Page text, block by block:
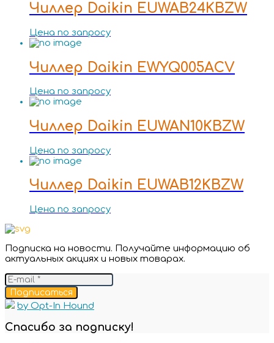
Чиллер Daikin EUWAB24KBZW
Цена по запросу
Чиллер Daikin EWYQ005ACV
Цена по запросу
Чиллер Daikin EUWAN10KBZW
Цена по запросу
Чиллер Daikin EUWAB12KBZW
Цена по запросу
Подписка на новости. Получайте информацию об
актуальных акциях и новых товарах.
Подписаться
by Opt-In Hound
Спасибо за подписку!